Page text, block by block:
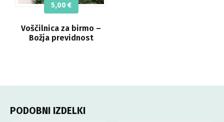
Voščilnica za birmo –
Božja previdnost
5,00 €
PODOBNI IZDELKI